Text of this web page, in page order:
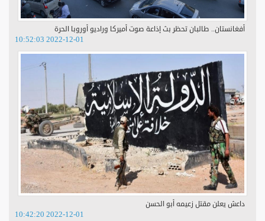
أفغانستان.. طالبان تحظر بث إذاعة صوت أميركا وراديو أوروبا الحرة
2022-12-01 10:52:03
داعش يعلن مقتل زعيمه أبو الحسن
2022-12-01 10:42:20